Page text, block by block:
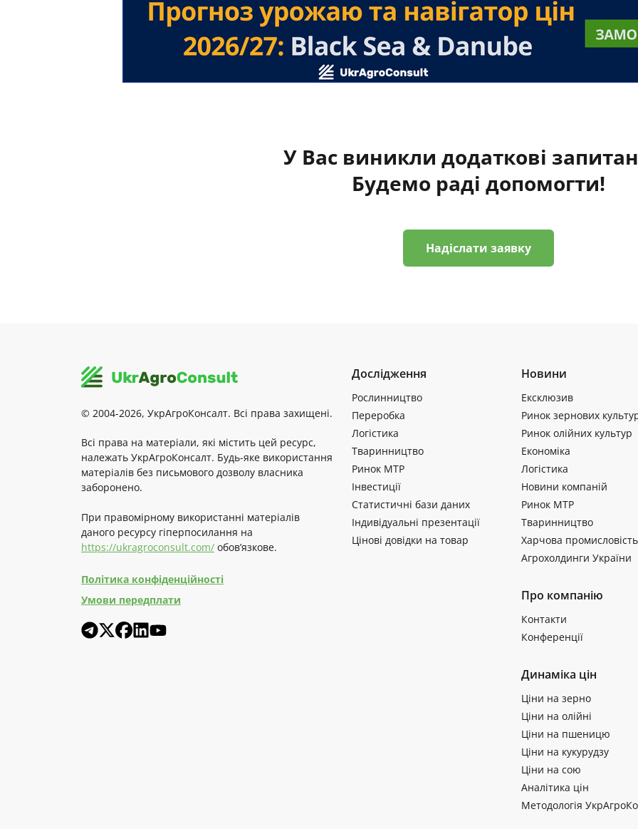
У Вас виникли додаткові
Будемо раді допомогти!
Надіслати заявку
© 2004-2026, УкрАгроКонсалт. Всі права захищені.
Всі права на матеріали, які містить цей ресурс,
належать УкрАгроКонсалт. Будь-яке використання
матеріалів без письмового дозволу власника
заборонено.
При правомірному використанні матеріалів
даного ресурсу гіперпосилання на
https://ukragroconsult.com/ обов’язкове.
Політика конфіденційності
Умови передплати
Дослідження
Рослинництво
Переробка
Логістика
Тваринництво
Ринок МТР
Інвестиції
Статистичні бази даних
Індивідуальні презентації
Цінові довідки на товар
Новини
Ексклюзив
Ринок зернових
Ринок олійних культур
Економіка
Логістика
Новини компаній
Ринок МТР
Тваринництво
Харчова промисловість
Агрохолдинги України
Про компанію
Контакти
Конференції
Динаміка цін
Ціни на зерно
Ціни на олійні
Ціни на пшеницю
Ціни на кукурудзу
Ціни на сою
Аналітика цін
Методологія